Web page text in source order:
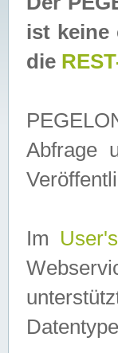
ist keine
die
Abfrage
Im